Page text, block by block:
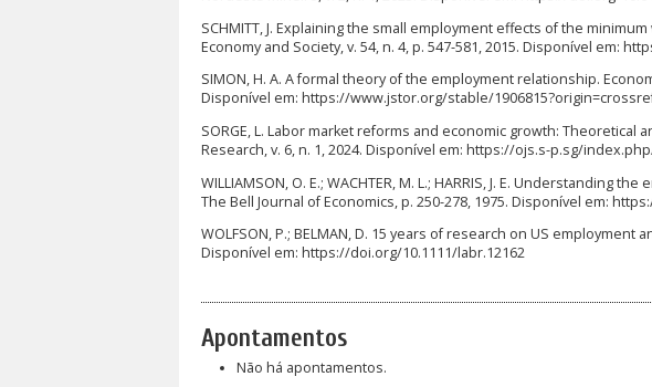
SCHMITT, J. Explaining the small employment effects of the
Economy and Society, v. 54, n. 4, p. 547-581, 2015. Disponível em:
SIMON, H. A. A formal theory of the employment relationship.
Disponível em: https://www.jstor.org/stable/
SORGE, L. Labor market reforms and economic growth: Theoretical
Research, v. 6, n. 1, 2024. Disponível em: https://ojs.s-p.sg/
WILLIAMSON, O. E.; WACHTER, M. L.; HARRIS, J. E. Understanding
The Bell Journal of Economics, p. 250-278, 1975. Disponível em:
WOLFSON, P.; BELMAN, D. 15 years of research on US employment
Disponível em: https://doi.org/10.1111/labr.12162
Apontamentos
Não há apontamentos.